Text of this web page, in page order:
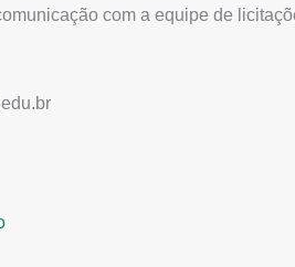
com a equipe de